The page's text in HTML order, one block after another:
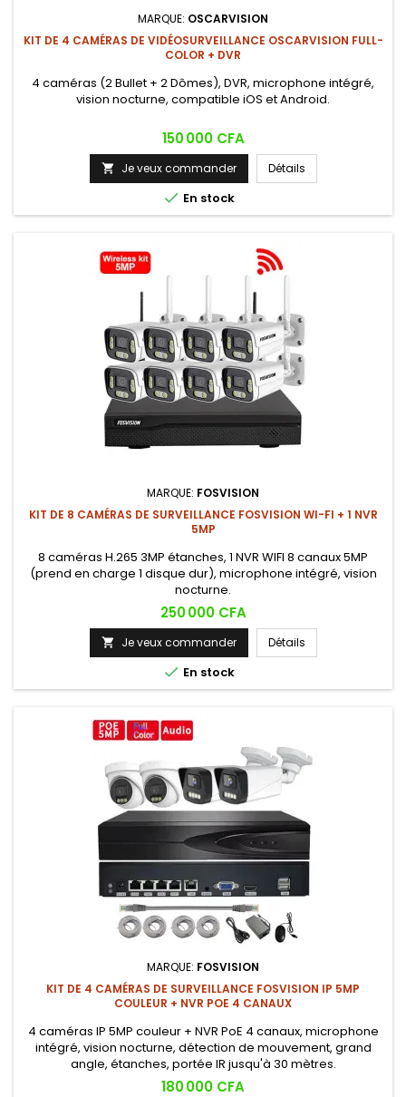
MARQUE: OSCARVISION
KIT DE 4 CAMÉRAS DE VIDÉOSURVEILLANCE OSCARVISION FULL-
COLOR + DVR
4 caméras (2 Bullet + 2 Dômes), DVR, microphone intégré,
vision nocturne, compatible iOS et Android.
Prix
150 000 CFA
 Je veux commander Détails
 En stock
MARQUE: FOSVISION
KIT DE 8 CAMÉRAS DE SURVEILLANCE FOSVISION WI-FI + 1 NVR
5MP
8 caméras H.265 3MP étanches, 1 NVR WIFI 8 canaux 5MP
(prend en charge 1 disque dur), microphone intégré, vision
nocturne.
Prix
250 000 CFA
 Je veux commander Détails
 En stock
MARQUE: FOSVISION
KIT DE 4 CAMÉRAS DE SURVEILLANCE FOSVISION IP 5MP
COULEUR + NVR POE 4 CANAUX
4 caméras IP 5MP couleur + NVR PoE 4 canaux, microphone
intégré, vision nocturne, détection de mouvement, grand
angle, étanches, portée IR jusqu'à 30 mètres.
Prix
180 000 CFA